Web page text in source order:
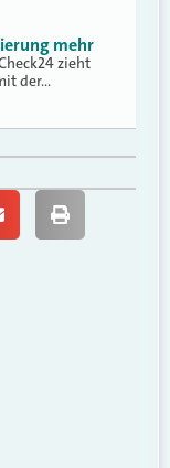
mehr
zieht
der…